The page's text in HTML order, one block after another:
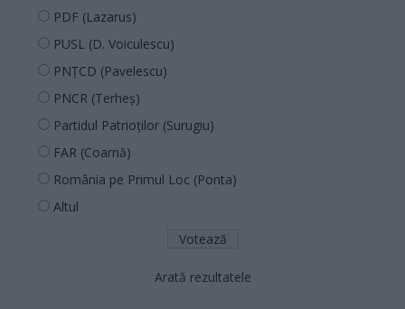
PDF (Lazarus)
PUSL (D. Voiculescu)
PNȚCD (Pavelescu)
PNCR (Terheș)
Partidul Patrioților (Surugiu)
FAR (Coarnă)
România pe Primul Loc (Ponta)
Altul
Arată rezultatele